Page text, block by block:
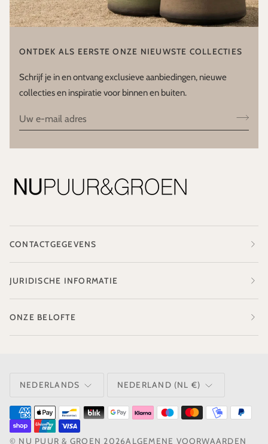
ONTDEK ALS EERSTE ONZE NIEUWSTE COLLECTIES
Schrijf je in en ontvang exclusieve aanbiedingen, nieuwe
collecties en inspiratie voor binnen en buiten.
CONTACTGEGEVENS
JURIDISCHE INFORMATIE
ONZE BELOFTE
NEDERLANDS NEDERLAND (NL €)
© NU PUUR & GROEN 2026ALGEMENE VOORWAARDEN